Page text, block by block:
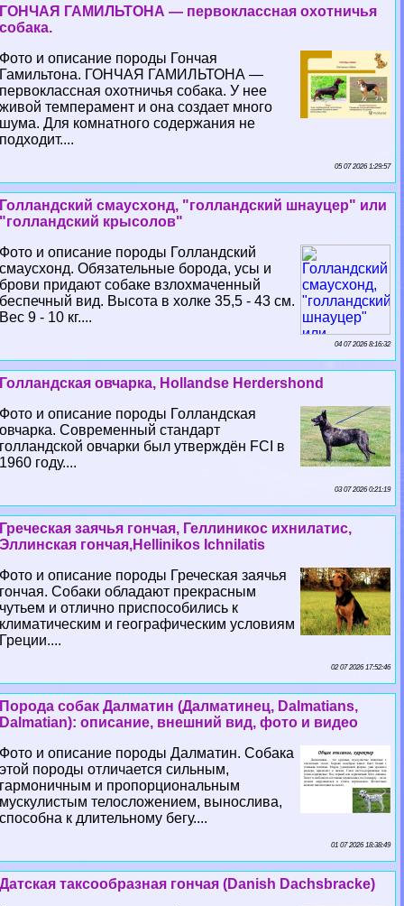
ГОНЧАЯ ГАМИЛЬТОНА — первоклассная охотничья
собака.
Фото и описание породы Гончая
Гамильтона. ГОНЧАЯ ГАМИЛЬТОНА —
первоклассная охотничья собака. У нее
живой темперамент и она создает много
шума. Для комнатного содержания не
подходит....
05 07 2026 1:29:57
Голландский смаусхонд, "голландский шнауцер" или
"голландский крысолов"
Фото и описание породы Голландский
смаусхонд. Обязательные борода, усы и
брови придают собаке взлохмаченный
беспечный вид. Высота в холке 35,5 - 43 см.
Вес 9 - 10 кг....
04 07 2026 8:16:32
Голландская овчарка, Hollandse Herdershond
Фото и описание породы Голландская
овчарка. Современный стандарт
голландской овчарки был утверждён FCI в
1960 году....
03 07 2026 0:21:19
Греческая заячья гончая, Геллиникос ихнилатис,
Эллинская гончая,Hellinikos Ichnilatis
Фото и описание породы Греческая заячья
гончая. Собаки обладают прекрасным
чутьем и отлично приспособились к
климатическим и географическим условиям
Греции....
02 07 2026 17:52:46
Порода собак Далматин (Далматинец, Dalmatians,
Dalmatian): описание, внешний вид, фото и видео
Фото и описание породы Далматин. Собака
этой породы отличается сильным,
гармоничным и пропорциональным
мускулистым телосложением, вынослива,
способна к длительному бегу....
01 07 2026 18:38:49
Датская таксообразная гончая (Danish Dachsbracke)